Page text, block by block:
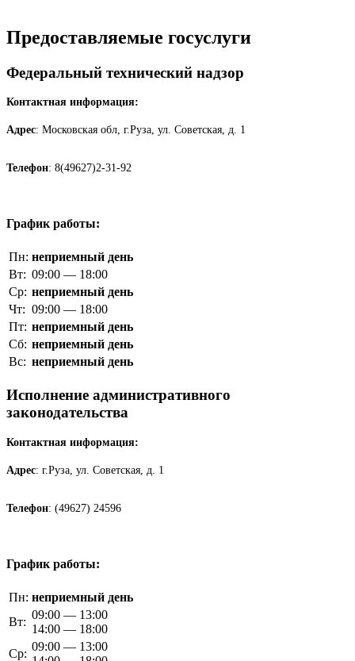
Предоставляемые госуслуги
Федеральный технический надзор
Контактная информация:
Адрес: Московская обл, г.Руза, ул. Советская, д. 1
Телефон: 8(49627)2-31-92
График работы:
Пн: неприемный день
Вт: 09:00 — 18:00
Ср: неприемный день
Чт: 09:00 — 18:00
Пт: неприемный день
Сб: неприемный день
Вс: неприемный день
Исполнение административного
законодательства
Контактная информация:
Адрес: г.Руза, ул. Советская, д. 1
Телефон: (49627) 24596
График работы:
Пн: неприемный день
Вт:
09:00 — 13:00
14:00 — 18:00
Ср:
09:00 — 13:00